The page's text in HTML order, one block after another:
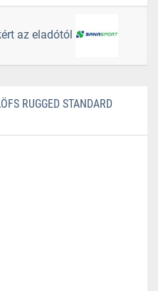
az eladótól
RUGGED STANDARD